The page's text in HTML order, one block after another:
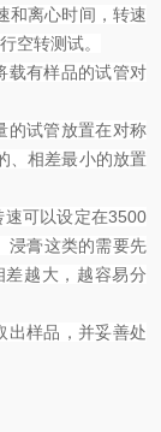
和离心时间，转速
空转测试。
载有样品的试管对
的试管放置在对称
、相差最小的放置
速可以设定在3500
浸膏这类的需要先
越大，越容易分
样品，并妥善处